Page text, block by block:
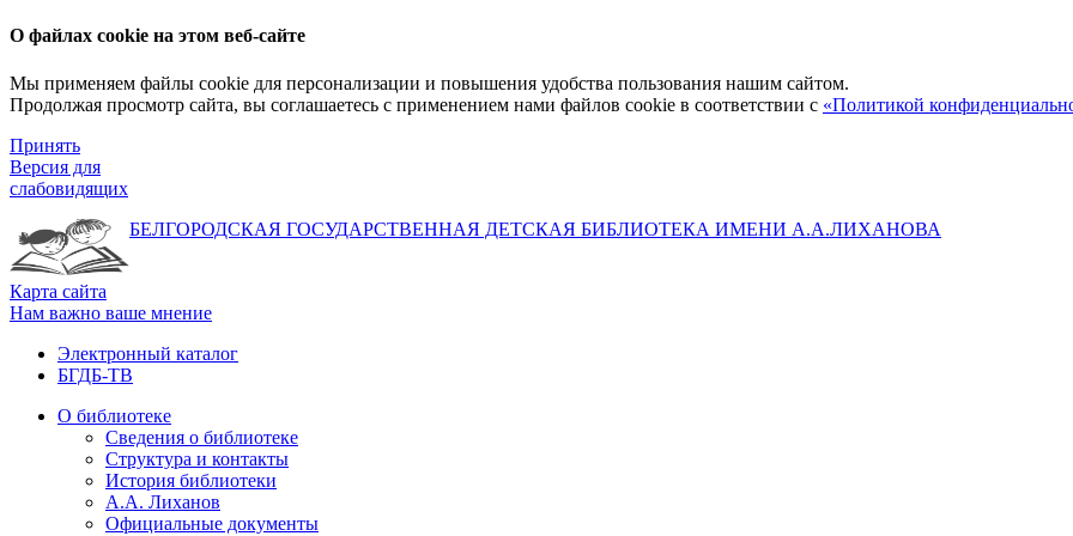
О файлах cookie на этом веб-сайте
Мы применяем файлы cookie для персонализации и повышения удобства пользования нашим сайтом.
Продолжая просмотр сайта, вы соглашаетесь с применением нами файлов cookie в соответствии с «Политикой
Принять
Версия для
слабовидящих
БЕЛГОРОДСКАЯ ГОСУДАРСТВЕННАЯ ДЕТСКАЯ БИБЛИОТЕКА ИМЕНИ А.А.ЛИХАНОВА
Карта сайта
Нам важно ваше мнение
Электронный каталог
БГДБ-ТВ
О библиотеке
Сведения о библиотеке
Структура и контакты
История библиотеки
А.А. Лиханов
Официальные документы